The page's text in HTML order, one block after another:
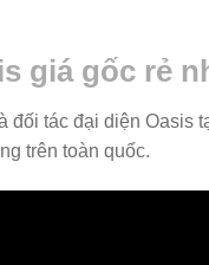
giá gốc rẻ
tác đại diện Oasis
trên toàn quốc.